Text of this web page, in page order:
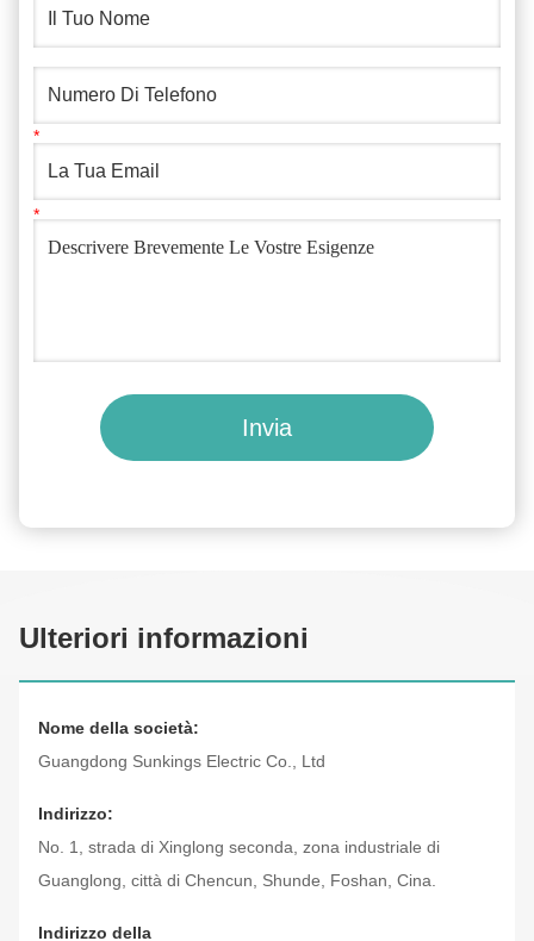
Invia
Ulteriori informazioni
Nome della società:
Guangdong Sunkings Electric Co., Ltd
Indirizzo:
No. 1, strada di Xinglong seconda, zona industriale di
Guanglong, città di Chencun, Shunde, Foshan, Cina.
Indirizzo della